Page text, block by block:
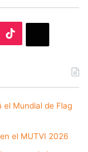
el Mundial de Flag
el MUTVI 2026